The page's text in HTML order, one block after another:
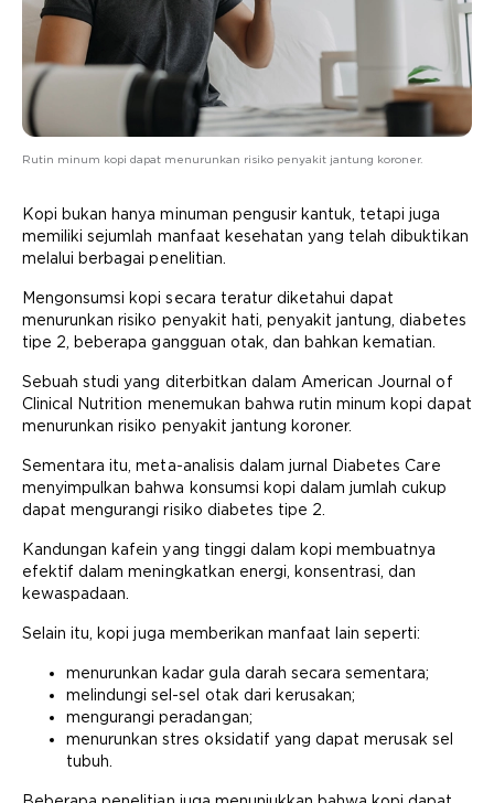
Rutin minum kopi dapat menurunkan risiko penyakit jantung koroner.
Kopi bukan hanya minuman pengusir kantuk, tetapi juga
memiliki sejumlah manfaat kesehatan yang telah dibuktikan
melalui berbagai penelitian.
Mengonsumsi kopi secara teratur diketahui dapat
menurunkan risiko penyakit hati, penyakit jantung, diabetes
tipe 2, beberapa gangguan otak, dan bahkan kematian.
Sebuah studi yang diterbitkan dalam American Journal of
Clinical Nutrition menemukan bahwa rutin minum kopi dapat
menurunkan risiko penyakit jantung koroner.
Sementara itu, meta-analisis dalam jurnal Diabetes Care
menyimpulkan bahwa konsumsi kopi dalam jumlah cukup
dapat mengurangi risiko diabetes tipe 2.
Kandungan kafein yang tinggi dalam kopi membuatnya
efektif dalam meningkatkan energi, konsentrasi, dan
kewaspadaan.
Selain itu, kopi juga memberikan manfaat lain seperti:
menurunkan kadar gula darah secara sementara;
melindungi sel-sel otak dari kerusakan;
mengurangi peradangan;
menurunkan stres oksidatif yang dapat merusak sel
tubuh.